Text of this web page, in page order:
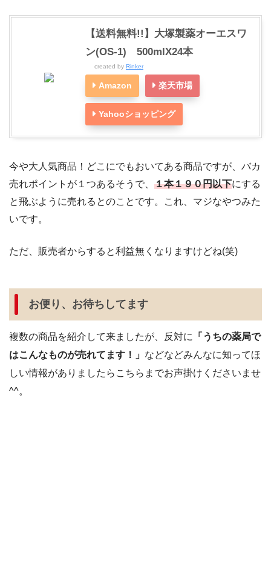
【送料無料!!】大塚製薬オーエスワ
ン(OS-1) 500mlX24本
created by Rinker
Amazon 楽天市場
Yahooショッピング
今や大人気商品！どこにでもおいてある商品ですが、バカ
売れポイントが１つあるそうで、 １本１９０円以下にする
と飛ぶように売れるとのことです。これ、マジなやつみた
いです。
ただ、販売者からすると利益無くなりますけどね(笑)
お便り、お待ちしてます
複数の商品を紹介して来ましたが、反対に
「うちの薬局で
はこんなものが売れてます！」 などなどみんなに知ってほ
しい情報がありましたらこちらまでお声掛けくださいませ
^^。